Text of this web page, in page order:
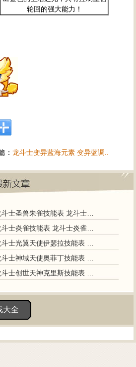
轮回的强大能力！
： 龙斗士变异蓝海元素 变异蓝调..
龙斗士圣兽朱雀技能表 龙斗士圣兽朱雀图鉴
龙斗士炎雀技能表 龙斗士炎雀图鉴
龙斗士光翼天使伊瑟拉技能表 龙斗士光翼天使伊瑟拉图鉴
龙斗士神域天使奥菲丁技能表 龙斗士神域天使奥菲丁图鉴
龙斗士创世天神克里斯技能表 龙斗士创世天神克里斯图鉴
大全